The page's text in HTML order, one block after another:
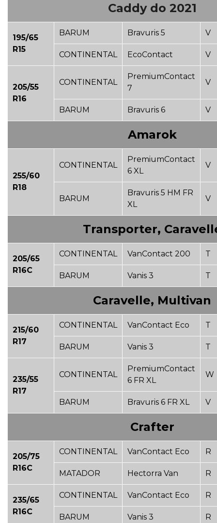
Caddy do 2021
195/65
R15
BARUM Bravuris 5 V
CONTINENTAL EcoContact V
205/55
R16
CONTINENTAL
PremiumContact
7
V
BARUM Bravuris 6 V
Amarok
255/60
R18
CONTINENTAL
PremiumContact
6 XL
V
BARUM
Bravuris 5 HM FR
XL
V
Transporter,
205/65
R16C
CONTINENTAL VanContact 200 T
BARUM Vanis 3 T
Caravelle, Multivan
215/60
R17
CONTINENTAL VanContact Eco T
BARUM Vanis 3 T
235/55
R17
CONTINENTAL
PremiumContact
6 FR XL
W
BARUM Bravuris 6 FR XL V
Crafter
205/75
R16C
CONTINENTAL VanContact Eco R
MATADOR Hectorra Van R
235/65
R16C
CONTINENTAL VanContact Eco R
BARUM Vanis 3 R